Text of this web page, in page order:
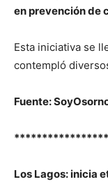
en prevención de
Esta iniciativa se
contempló
Fuente:
Los Lagos: inicia